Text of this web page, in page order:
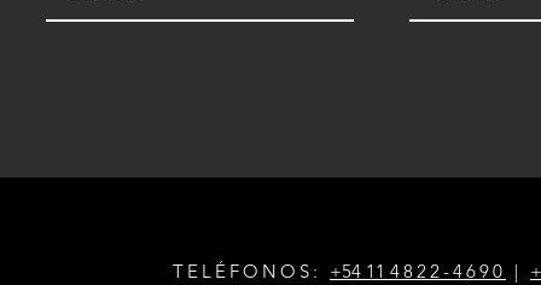
TELÉFONOS: +54 11 4822-4690 |